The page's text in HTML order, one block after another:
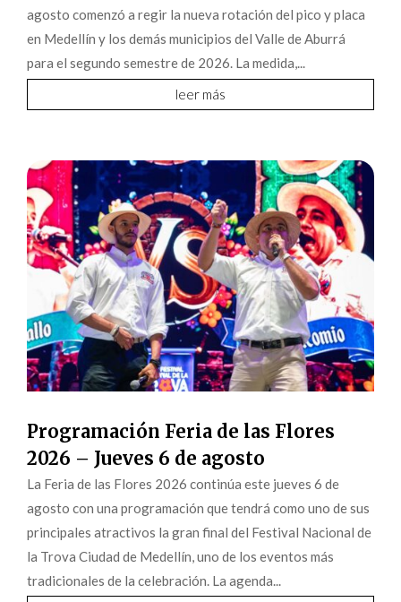
agosto comenzó a regir la nueva rotación del pico y placa
en Medellín y los demás municipios del Valle de Aburrá
para el segundo semestre de 2026. La medida,...
leer más
Programación Feria de las Flores
2026 – Jueves 6 de agosto
La Feria de las Flores 2026 continúa este jueves 6 de
agosto con una programación que tendrá como uno de sus
principales atractivos la gran final del Festival Nacional de
la Trova Ciudad de Medellín, uno de los eventos más
tradicionales de la celebración. La agenda...